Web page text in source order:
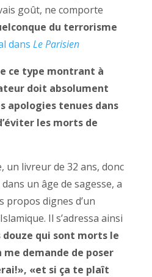
goût, ne comporte
du terrorisme
dans Le Parisien
ce type montrant à
doit absolument
apologies tenues dans
les morts de
un livreurde 32 ans, donc
un âge de sagesse, a
propos dignes d’un
Il s’adressa ainsi
douze qui sont morts le
me demande de poser
«et si ça te plaît